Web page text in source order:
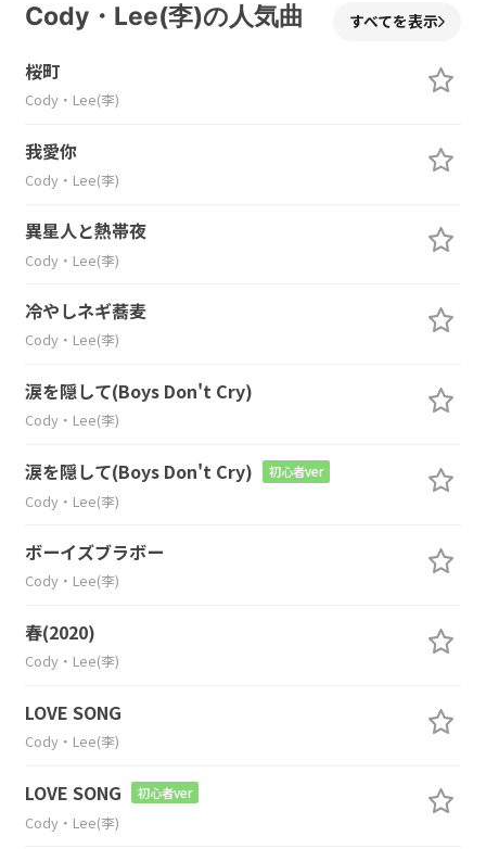
Cody・Lee(李)の人気曲 すべてを表示
桜町
Cody・Lee(李)
我愛你
Cody・Lee(李)
異星人と熱帯夜
Cody・Lee(李)
冷やしネギ蕎麦
Cody・Lee(李)
涙を隠して(Boys Don't Cry)
Cody・Lee(李)
涙を隠して(Boys Don't Cry) 初心者ver
Cody・Lee(李)
ボーイズブラボー
Cody・Lee(李)
春(2020)
Cody・Lee(李)
LOVE SONG
Cody・Lee(李)
LOVE SONG 初心者ver
Cody・Lee(李)